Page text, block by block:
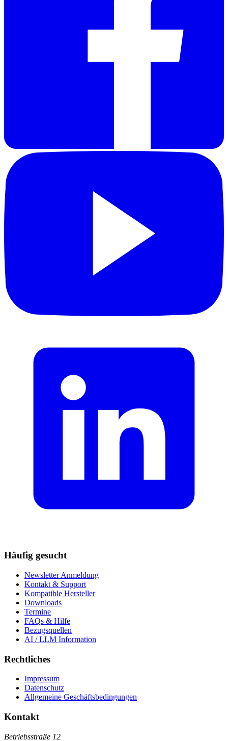
Häufig gesucht
Newsletter Anmeldung
Kontakt & Support
Kompatible Hersteller
Downloads
Termine
FAQs & Hilfe
Bezugsquellen
AI / LLM Information
Rechtliches
Impressum
Datenschutz
Allgemeine Geschäftsbedingungen
Kontakt
Betriebsstraße 12